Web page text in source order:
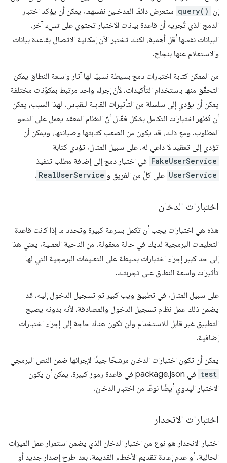
إن query() ستعرض دائمًا المدخلين نفسهما، يمكن أن يؤكد اختبار
الدمج الذي تُجريه أن قاعدة بيانات الاختبار تحتوي علىشيء آخر.
البيانات نفسها أقل أهمية، لكنك تختبر الآن إمكانية الاتصال بقاعدة بيانات
والاستعلام عنها بنجاح.
من الممكن كتابة اختبارات دمج بسيطة نسبيًا لها آثار واسعة النطاق يمكن
التحقّق منها باستخدام التأكيدات، لأنّ إجراء واحد مرتبط بمكوّنات مختلفة
يمكن أن يؤدي إلى سلسلة من التأثيرات القابلة للقياس. لهذا السبب، يمكن
أن تُظهر اختبارات التكامل بشكل فعّال أنّ النظام المعقد يعمل على النحو
المطلوب. ومع ذلك، قد يكون من الصعب كتابتها وصيانتها، ويمكن أن
تؤدي إلى تعقيد لا داعي له. على سبيل المثال، تؤدي كتابة
FakeUserService في اختبار دمج إلى إضافة مطلب تنفيذ
UserService على كلٍّ من الفريق و RealUserService
.
اختبارات الدخان
هذه هي اختبارات يجب أن تكمل بسرعة كبيرة وتحدد ما إذا كانت قاعدة
التعليمات البرمجية لديك في حالة معقولة. من الناحية العملية، يعني هذا
إلى حد كبير إجراء اختبارات بسيطة على التعليمات البرمجية التي لها
تأثيرات واسعة النطاق على تجربتك.
على سبيل المثال، في تطبيق ويب كبير تم تسجيل الدخول إليه، قد
يضمن ذلك عمل نظام تسجيل الدخول والمصادقة، لأنه بدونه يصبح
التطبيق غير قابل للاستخدام ولن تكون هناك حاجة إلى إجراء اختبارات
إضافية.
يمكن أن تكون اختبارات الدخان مرشحًا جيدًا لإجرائها ضمن النص البرمجي
test
في package.json في قاعدة رموز كبيرة. يمكن أن يكون
الاختبار اليدوي أيضًا نوعًا من اختبار الدخان.
اختبارات الانحدار
اختبار الانحدار هو نوع من اختبار الدخان الذي يضمن استمرار عمل الميزات
الحالية، أو عدم إعادة تقديم الأخطاء القديمة، بعد طرح إصدار جديد أو